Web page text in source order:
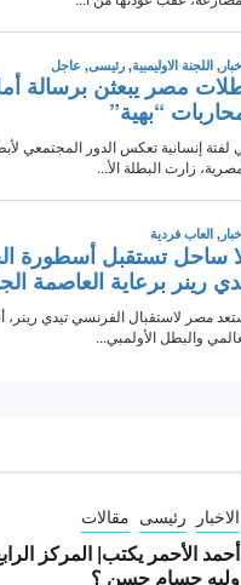
الاخبار رئيسى مقالات
أحمد الأحمر يكتب| المركز
وليه حسام حسن ؟